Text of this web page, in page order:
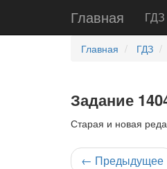
Главная ГДЗ
Главная ГДЗ
Задание
Старая и новая
← Предыдущее